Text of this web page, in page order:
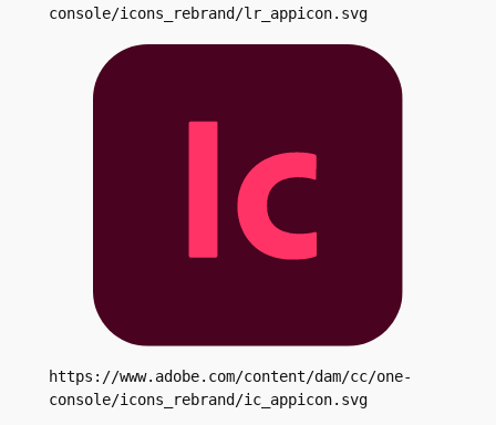
console/icons_rebrand/lr_appicon.svg
https://www.adobe.com/content/dam/cc/one-
console/icons_rebrand/ic_appicon.svg